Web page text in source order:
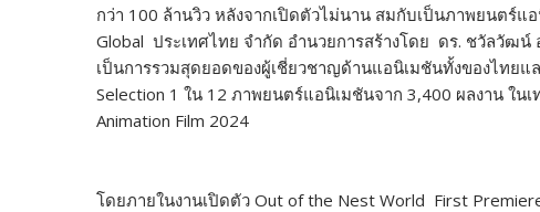
กว่า 100 ล้านวิว หลังจากเปิดตัวไม่นาน สมกับเป็นภาพยนตร์
Global ประเทศไทย จำกัด อำนวยการสร้างโดย ดร. ชวัลวัฒน์
เป็นการรวมสุดยอดของผู้เชี่ยวชาญด้านแอนิเมชันทั้งของไทยแ
Selection 1 ใน 12 ภาพยนตร์แอนิเมชันจาก 3,400 ผลงาน ใ
Animation Film 2024
โดยภายในงานเปิดตัว Out of the Nest World First